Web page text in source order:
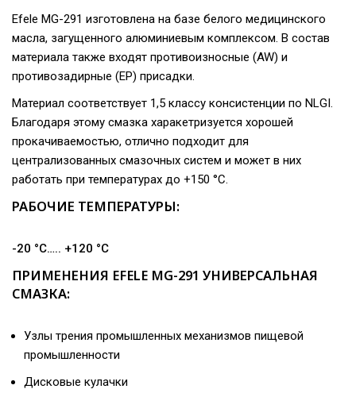
Efele MG-291 изготовлена на базе белого медицинского
масла, загущенного алюминиевым комплексом. В состав
материала также входят противоизносные (AW) и
противозадирные (EP) присадки.
Материал соответствует 1,5 классу консистенции по NLGI.
Благодаря этому смазка харакетризуется хорошей
прокачиваемостью, отлично подходит для
централизованных смазочных систем и может в них
работать при температурах до +150 °С.
РАБОЧИЕ ТЕМПЕРАТУРЫ:
-20 °C….. +120 °C
ПРИМЕНЕНИЯ EFELE MG-291 УНИВЕРСАЛЬНАЯ
СМАЗКА:
Узлы трения промышленных механизмов пищевой
промышленности
Дисковые кулачки